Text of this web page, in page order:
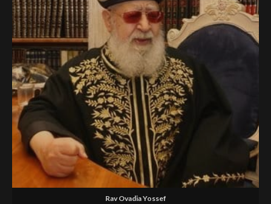
Rav Ovadia Yossef